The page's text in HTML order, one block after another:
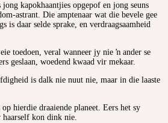
kapokhaantjies opgepof en jong seuns
astrant. Die amptenaar wat die bevele gee
daar selde sprake, en verdraagsaamheid
toedoen, veral wanneer jy nie ŉ ander se
geslaan, woedend kwaad vir mekaar.
is dalk nie nuut nie, maar in die laaste
hierdie draaiende planeet. Eers het sy
kon dink nie.